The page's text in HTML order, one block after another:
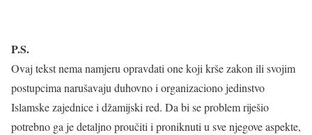
P.S.
Ovaj tekst nema namjeru opravdati one koji krše zakon ili svojim
postupcima narušavaju duhovno i organizaciono jedinstvo
Islamske zajednice i džamijski red. Da bi se problem riješio
potrebno ga je detaljno proučiti i proniknuti u sve njegove aspekte,